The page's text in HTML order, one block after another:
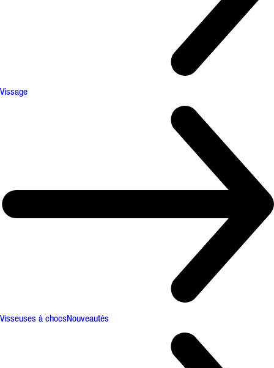
Vissage
Visseuses à chocsNouveautés